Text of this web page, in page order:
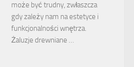
może być trudny, zwłaszcza
gdy zależy nam na estetyce i
funkcjonalności wnętrza.
Żaluzje drewniane …